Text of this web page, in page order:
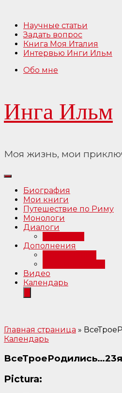
содержимому
Научные статьи
Задать вопрос
Книга Моя Италия
Интервью Инги Ильм
Обо мне
Инга Ильм
Моя жизнь, мои
Биография
Мои книги
Путешествие по Риму
Монологи
Диалоги
Дополнения
Видео
Календарь
Главная страница »
Календарь
Pictura: